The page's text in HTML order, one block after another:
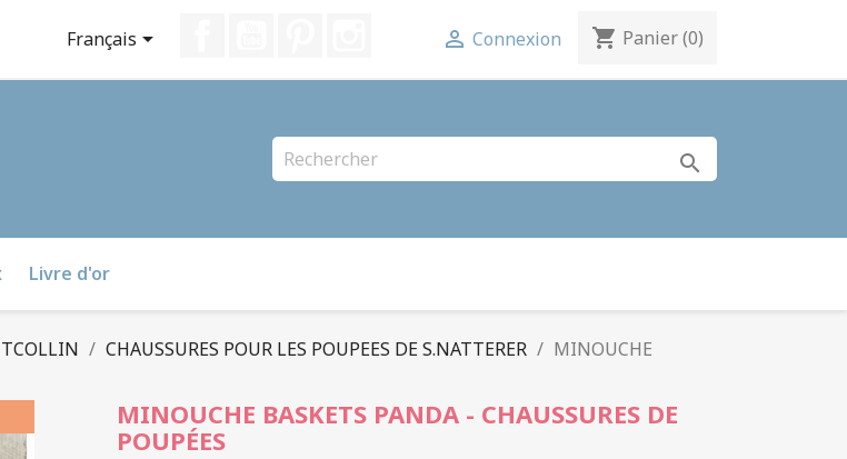
Français
Instagram
 Connexion shopping_cart Panier(0)
search
Livre d'or
CHAUSSURES POUR LES POUPEES DE S.NATTERER
MINOUCHE
MINOUCHE BASKETS PANDA - CHAUSSURES DE
POUPÉES